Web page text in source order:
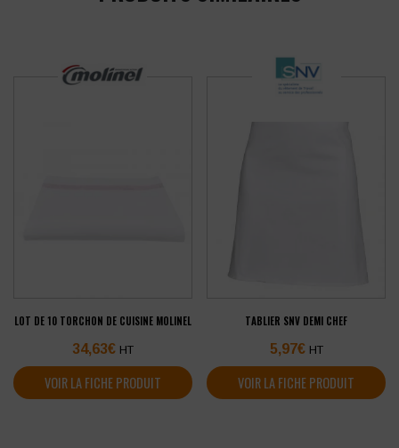
LOT DE 10 TORCHON DE CUISINE MOLINEL
34,63€ HT
VOIR LA FICHE PRODUIT
TABLIER SNV DEMI CHEF
5,97€ HT
VOIR LA FICHE PRODUIT